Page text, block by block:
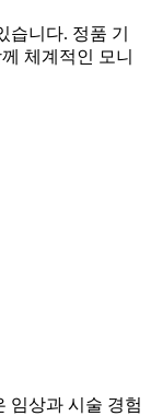
니다. 정품 기
체계적인 모니
임상과 시술 경험